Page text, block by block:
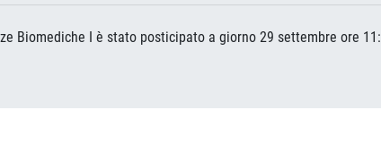
Biomediche I è stato posticipato a giorno 29 settembre ore